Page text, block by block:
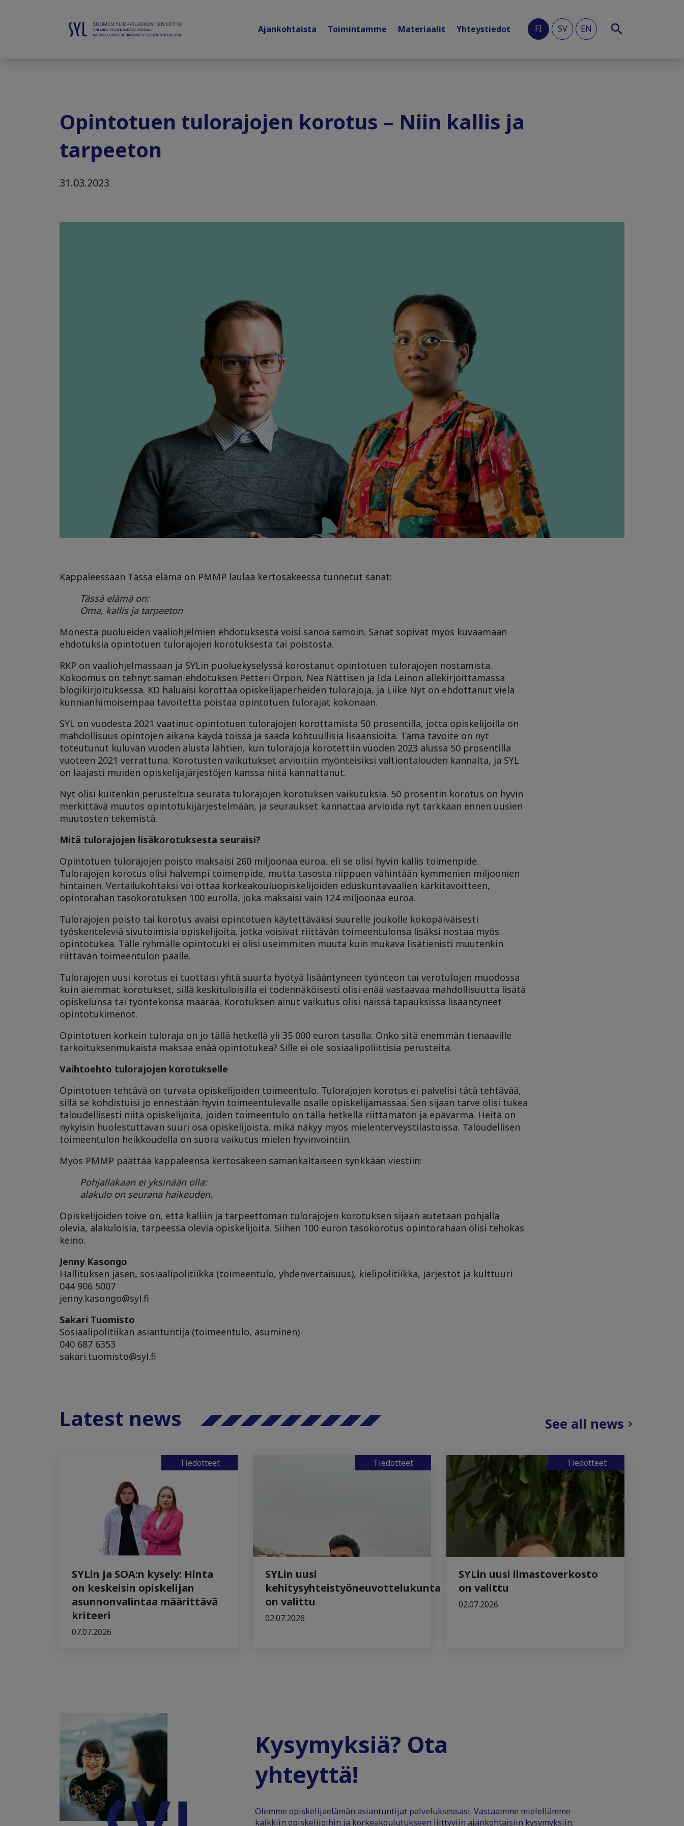
Ajankohtaista Toimintamme Materiaalit Yhteystiedot FI SV EN
Opintotuen tulorajojen korotus – Niin kallis ja
tarpeeton
31.03.2023
Kappaleessaan Tässä elämä on PMMP laulaa kertosäkeessä tunnetut sanat:
Tässä elämä on:
Oma, kallis ja tarpeeton
Monesta puolueiden vaaliohjelmien ehdotuksesta voisi sanoa samoin. Sanat sopivat myös kuvaamaan
ehdotuksia opintotuen tulorajojen korotuksesta tai poistosta.
RKP on vaaliohjelmassaan ja SYLin puoluekyselyssä korostanut opintotuen tulorajojen nostamista.
Kokoomus on tehnyt saman ehdotuksen Petteri Orpon, Nea Nättisen ja Ida Leinon allekirjoittamassa
blogikirjoituksessa. KD haluaisi korottaa opiskelijaperheiden tulorajoja, ja Liike Nyt on ehdottanut vielä
kunnianhimoisempaa tavoitetta poistaa opintotuen tulorajat kokonaan.
SYL on vuodesta 2021 vaatinut opintotuen tulorajojen korottamista 50 prosentilla, jotta opiskelijoilla on
mahdollisuus opintojen aikana käydä töissä ja saada kohtuullisia lisäansioita. Tämä tavoite on nyt
toteutunut kuluvan vuoden alusta lähtien, kun tulorajoja korotettiin vuoden 2023 alussa 50 prosentilla
vuoteen 2021 verrattuna. Korotusten vaikutukset arvioitiin myönteisiksi valtiontalouden kannalta, ja SYL
on laajasti muiden opiskelijajärjestöjen kanssa niitä kannattanut.
Nyt olisi kuitenkin perusteltua seurata tulorajojen korotuksen vaikutuksia. 50 prosentin korotus on hyvin
merkittävä muutos opintotukijärjestelmään, ja seuraukset kannattaa arvioida nyt tarkkaan ennen uusien
muutosten tekemistä.
Mitä tulorajojen lisäkorotuksesta seuraisi?
Opintotuen tulorajojen poisto maksaisi 260 miljoonaa euroa, eli se olisi hyvin kallis toimenpide.
Tulorajojen korotus olisi halvempi toimenpide, mutta tasosta riippuen vähintään kymmenien miljoonien
hintainen. Vertailukohtaksi voi ottaa korkeakouluopiskelijoiden eduskuntavaalien kärkitavoitteen,
opintorahan tasokorotuksen 100 eurolla, joka maksaisi vain 124 miljoonaa euroa.
Tulorajojen poisto tai korotus avaisi opintotuen käytettäväksi suurelle joukolle kokopäiväisesti
työskenteleviä sivutoimisia opiskelijoita, jotka voisivat riittävän toimeentulonsa lisäksi nostaa myös
opintotukea. Tälle ryhmälle opintotuki ei olisi useimmiten muuta kuin mukava lisätienisti muutenkin
riittävän toimeentulon päälle.
Tulorajojen uusi korotus ei tuottaisi yhtä suurta hyötyä lisääntyneen työnteon tai verotulojen muodossa
kuin aiemmat korotukset, sillä keskituloisilla ei todennäköisesti olisi enää vastaavaa mahdollisuutta lisätä
opiskelunsa tai työntekonsa määrää. Korotuksen ainut vaikutus olisi näissä tapauksissa lisääntyneet
opintotukimenot.
Opintotuen korkein tuloraja on jo tällä hetkellä yli 35 000 euron tasolla. Onko sitä enemmän tienaaville
tarkoituksenmukaista maksaa enää opintotukea? Sille ei ole sosiaalipoliittisia perusteita.
Vaihtoehto tulorajojen korotukselle
Opintotuen tehtävä on turvata opiskelijoiden toimeentulo. Tulorajojen korotus ei palvelisi tätä tehtävää,
sillä se kohdistuisi jo ennestään hyvin toimeentulevalle osalle opiskelijamassaa. Sen sijaan tarve olisi tukea
taloudellisesti niitä opiskelijoita, joiden toimeentulo on tällä hetkellä riittämätön ja epävarma. Heitä on
nykyisin huolestuttavan suuri osa opiskelijoista, mikä näkyy myös mielenterveystilastoissa. Taloudellisen
toimeentulon heikkoudella on suora vaikutus mielen hyvinvointiin.
Myös PMMP päättää kappaleensa kertosäkeen samankaltaiseen synkkään viestiin:
Pohjallakaan ei yksinään olla:
alakulo on seurana haikeuden.
Opiskelijoiden toive on, että kalliin ja tarpeettoman tulorajojen korotuksen sijaan autetaan pohjalla
olevia, alakuloisia, tarpeessa olevia opiskelijoita. Siihen 100 euron tasokorotus opintorahaan olisi tehokas
keino.
Jenny Kasongo
Hallituksen jäsen, sosiaalipolitiikka (toimeentulo, yhdenvertaisuus), kielipolitiikka, järjestöt ja kulttuuri
044 906 5007
jenny.kasongo@syl.fi
Sakari Tuomisto
Sosiaalipolitiikan asiantuntija (toimeentulo, asuminen)
040 687 6353
sakari.tuomisto@syl.fi
Latest news See all news
Tiedotteet
SYLin ja SOA:n kysely: Hinta
on keskeisin opiskelijan
asunnonvalintaa määrittävä
kriteeri
07.07.2026
Tiedotteet
SYLin uusi
kehitysyhteistyöneuvottelukunta
on valittu
02.07.2026
Tiedotteet
SYLin uusi ilmastoverkosto
on valittu
02.07.2026
Kysymyksiä? Ota
yhteyttä!
Olemme opiskelijaelämän asiantuntijat palveluksessasi. Vastaamme mielellämme
kaikkiin opiskelijoihin ja korkeakoulutukseen liittyviin ajankohtaisiin kysymyksiin.